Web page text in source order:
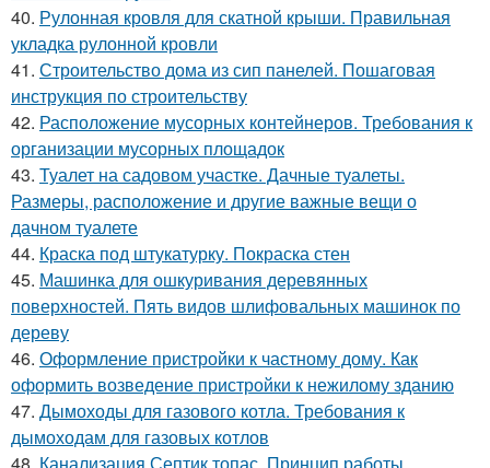
40. Рулонная кровля для скатной крыши. Правильная
укладка рулонной кровли
41. Строительство дома из сип панелей. Пошаговая
инструкция по строительству
42. Расположение мусорных контейнеров. Требования к
организации мусорных площадок
43. Туалет на садовом участке. Дачные туалеты.
Размеры, расположение и другие важные вещи о
дачном туалете
44. Краска под штукатурку. Покраска стен
45. Машинка для ошкуривания деревянных
поверхностей. Пять видов шлифовальных машинок по
дереву
46. Оформление пристройки к частному дому. Как
оформить возведение пристройки к нежилому зданию
47. Дымоходы для газового котла. Требования к
дымоходам для газовых котлов